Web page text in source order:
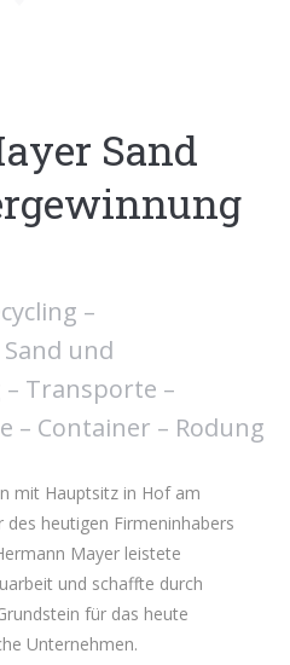
Sand
–
und
Transporte –
– Container – Rodung
mit Hauptsitz in Hof am
heutigen Firmeninhabers
Mayer leistete
und schaffte durch
für das heute
Unternehmen.